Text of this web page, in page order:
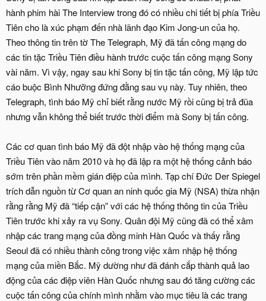
hành phim hài The Interview trong đó có nhiều chi tiết bị phía Triều
Tiên cho là xúc phạm đến nhà lãnh đạo Kim Jong-un của họ.
Theo thông tin trên tờ The Telegraph, Mỹ đã tấn công mạng do
các tin tặc Triều Tiên điều hành trước cuộc tấn công mạng Sony
vài năm. Vì vậy, ngay sau khi Sony bị tin tặc tấn công, Mỹ lập tức
cáo buộc Bình Nhưỡng đứng đằng sau vụ này. Tuy nhiên, theo
Telegraph, tình báo Mỹ chỉ biết rằng nước Mỹ rồi cũng bị trả đũa
nhưng vẫn không thể biết trước thời điểm mà Sony bị tấn công.
Các cơ quan tình báo Mỹ đã đột nhập vào hệ thống mạng của
Triều Tiên vào năm 2010 và họ đã lập ra một hệ thống cảnh báo
sớm trên phần mềm gián điệp của mình. Tạp chí Đức Der Spiegel
trích dẫn nguồn từ Cơ quan an ninh quốc gia Mỹ (NSA) thừa nhận
rằng rằng Mỹ đã “tiếp cận” với các hệ thống thông tin của Triều
Tiên trước khi xảy ra vụ Sony. Quân đội Mỹ cũng đã có thể xâm
nhập các trang mạng của đồng minh Hàn Quốc và thấy rằng
Seoul đã có nhiều thành công trong việc xâm nhập hệ thống
mạng của miền Bắc. Mỹ dường như đã đánh cắp thành quả lao
động của các điệp viên Hàn Quốc nhưng sau đó tăng cường các
cuộc tấn công của chính mình nhằm vào mục tiêu là các trang